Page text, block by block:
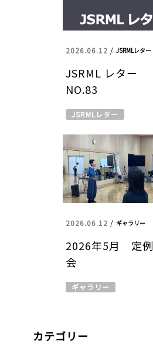
2026.06.12 / JSRMLレター
JSRML レター
NO.83
JSRMLレター
2026.06.12 / ギャラリー
2026年5月 定例
会
ギャラリー
カテゴリー